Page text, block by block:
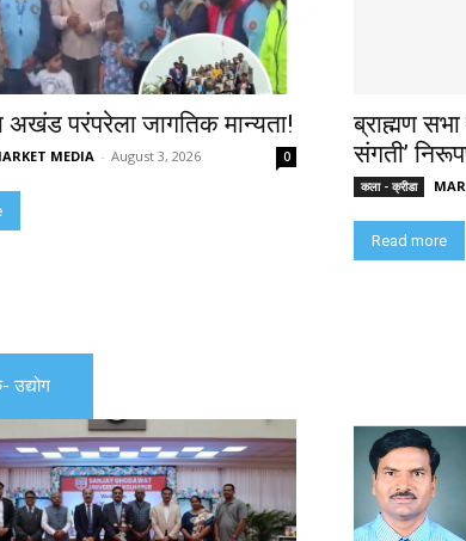
अखंड परंपरेला जागतिक मान्यता!
MEDIA - August 3, 2026 0
ब्राह्मण
संगती’
कला - क्रीडा
Read more
उद्योग